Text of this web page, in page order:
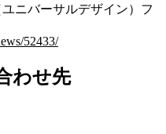
ニバーサルデザイン）フ
52433/
わせ先